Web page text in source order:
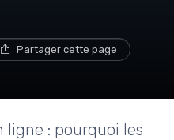
Partager cette page
ligne : pourquoi les